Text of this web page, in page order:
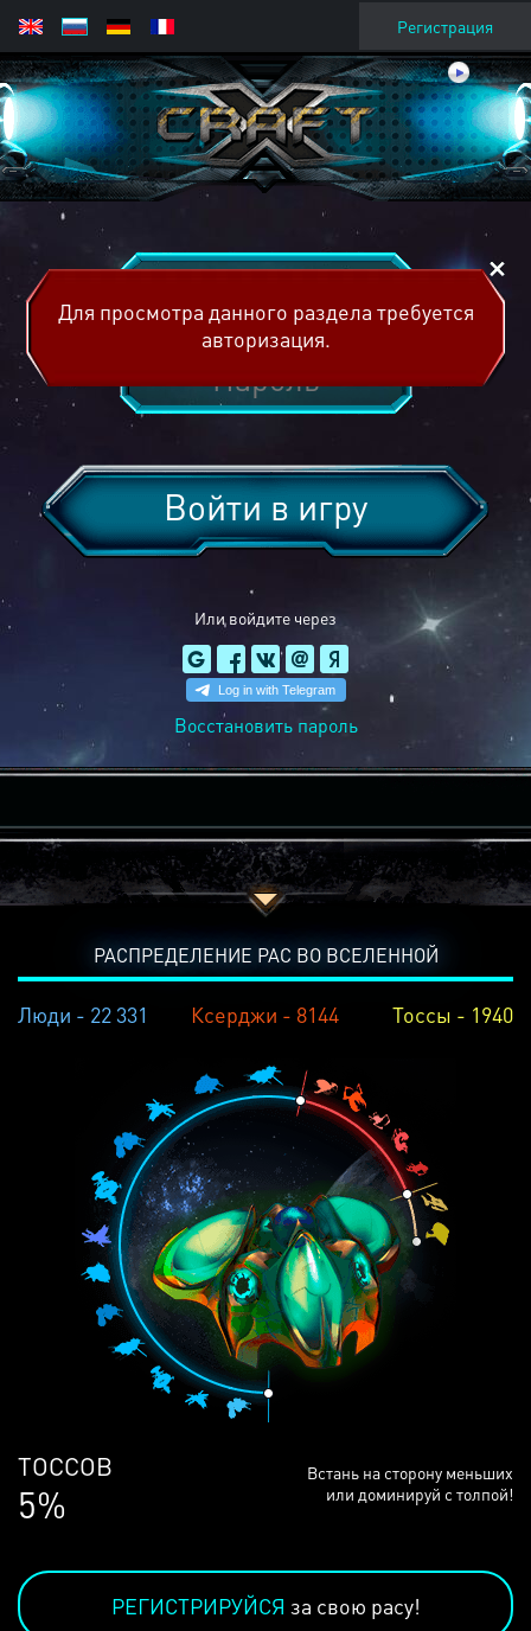
Регистрация
Или войдите через
Войти в игру
Восстановить пароль
Для просмотра данного раздела требуется
авторизация.
РАСПРЕДЕЛЕНИЕ РАС ВО ВСЕЛЕННОЙ
Люди - 22 331 Ксерджи - 8144 Тоссы - 1940
ЛЮДЕЙ
68%
Встань на сторону меньших
или доминируй с толпой!
РЕГИСТРИРУЙСЯ за свою расу!